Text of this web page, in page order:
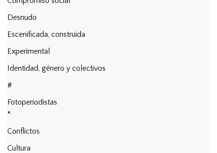
Desnudo
Escenificada, construida
Experimental
Identidad, género y colectivos
#
Fotoperiodistas
*
Conflictos
Cultura